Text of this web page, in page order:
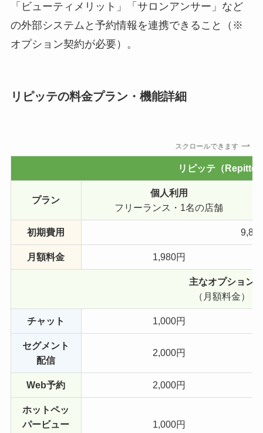
「ビューティメリット」「サロンアンサー」など
の外部システムと予約情報を連携できること（※
オプション契約が必要）。
リピッテの料金プラン・機能詳細
スクロールできます
リピッテ（Repitte
プラン
個人利用
フリーランス・1名の店舗
初期費用
月額料金 1,980円
主なオプション
（月額料金）
チャット 1,000円
セグメント
配信
2,000円
Web予約 2,000円
ホットペッ
パービュー
1,000円